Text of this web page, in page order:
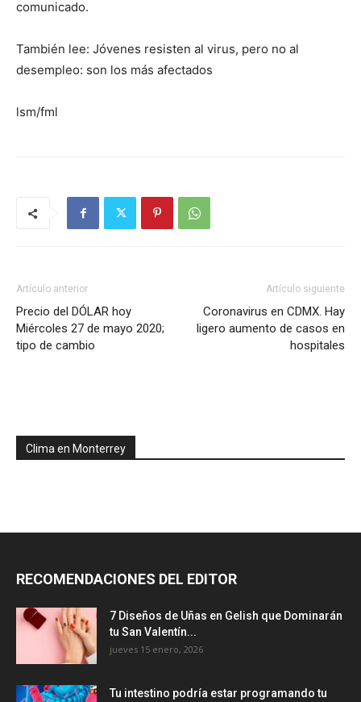
comunicado.
También lee: Jóvenes resisten al virus, pero no al
desempleo: son los más afectados
lsm/fml
Artículo anterior
Precio del DÓLAR hoy
Miércoles 27 de mayo 2020;
tipo de cambio
Artículo siguiente
Coronavirus en CDMX. Hay
ligero aumento de casos en
hospitales
Clima en Monterrey
RECOMENDACIONES DEL EDITOR
7 Diseños de Uñas en Gelish que Dominarán
tu San Valentín...
jueves 15 enero, 2026
Tu intestino podría estar programando tu